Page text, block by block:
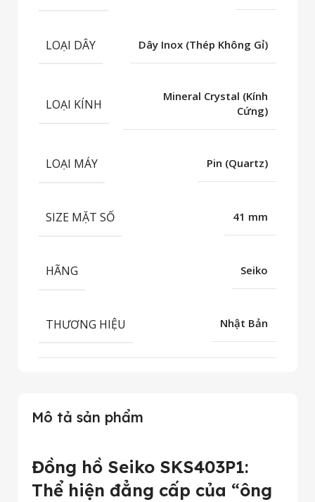
Mô tả sản phẩm
Đồng hồ Seiko SKS403P1:
Thể hiện đẳng cấp của “ông
LOẠI DÂY Dây Inox (Thép Không Gỉ)
LOẠI KÍNH
Mineral Crystal (Kính
Cứng)
LOẠI MÁY Pin (Quartz)
SIZE MẶT SỐ 41 mm
HÃNG Seiko
THƯƠNG HIỆU Nhật Bản